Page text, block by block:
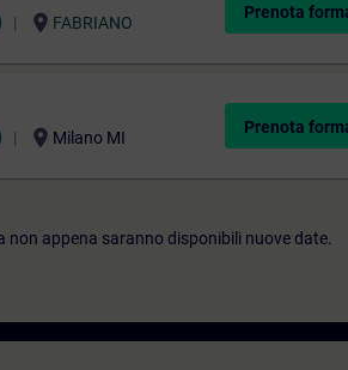
location_on FABRIANO
Prenota
location_on Milano MI
Prenota
non appena saranno disponibili nuove date.